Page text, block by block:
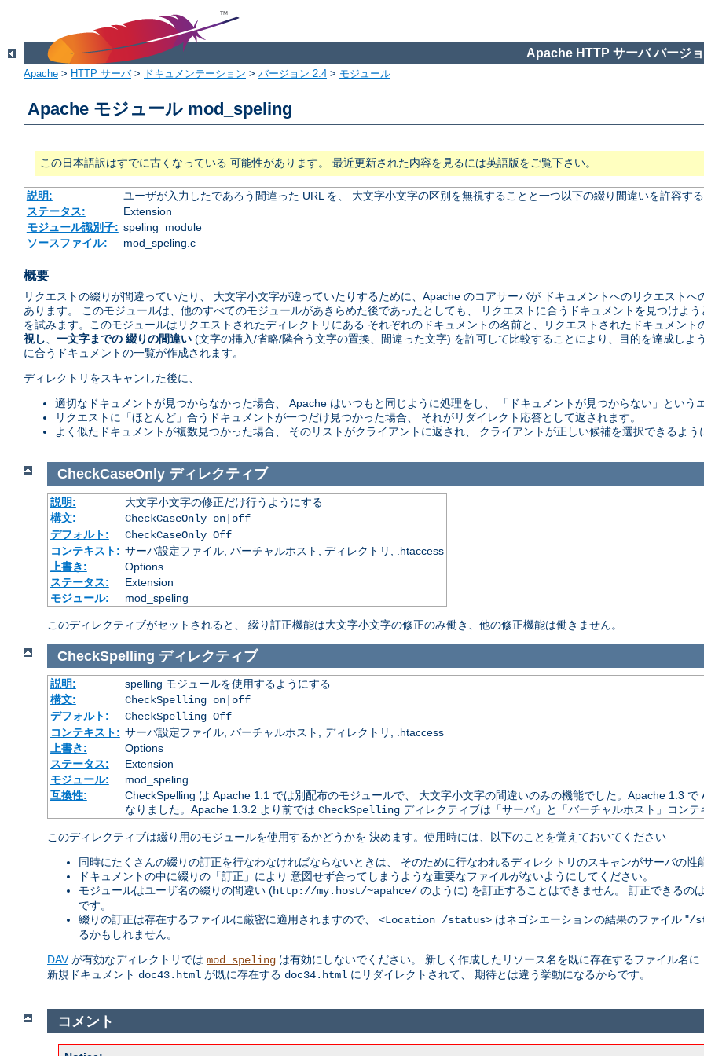
Apache HTTP サーバ バージ
Apache > HTTP サーバ> ドキュメンテーション > バージョン 2.4 > モジュール
Apache モジュール mod_speling
この日本語訳はすでに古くなっている 可能性があります。 最近更新された内容を見るには英語版をご覧下さい。
説明:
ユーザが入力したであろう間違った URL を、 大文字小文字の区別を無視することと一つ以下の綴り間違いを許容す
ステータス:
Extension
モジュール識別子: speling_module
ソースファイル:
mod_speling.c
概要
リクエストの綴りが間違っていたり、 大文字小文字が違っていたりするために、Apache のコアサーバが ドキュメントへのリクエスト
あります。 このモジュールは、他のすべてのモジュールがあきらめた後であったとしても、 リクエストに合うドキュメントを見つけよ
を試みます。このモジュールはリクエストされたディレクトリにある それぞれのドキュメントの名前と、リクエストされたドキュメント
視し、 一文字までの 綴りの間違い (文字の挿入/省略/隣合う文字の置換、間違った文字) を許可して比較することにより、目的を達成しよ
に合うドキュメントの一覧が作成されます。
ディレクトリをスキャンした後に、
適切なドキュメントが見つからなかった場合、 Apache はいつもと同じように処理をし、 「ドキュメントが見つからない」という
リクエストに「ほとんど」合うドキュメントが一つだけ見つかった場合、 それがリダイレクト応答として返されます。
よく似たドキュメントが複数見つかった場合、 そのリストがクライアントに返され、 クライアントが正しい候補を選択できるよう
CheckCaseOnly ディレクティブ
説明:
大文字小文字の修正だけ行うようにする
構文:
CheckCaseOnly on|off
デフォルト:
CheckCaseOnly Off
コンテキスト: サーバ設定ファイル, バーチャルホスト, ディレクトリ, .htaccess
上書き:
Options
ステータス:
Extension
モジュール:
mod_speling
このディレクティブがセットされると、 綴り訂正機能は大文字小文字の修正のみ働き、他の修正機能は働きません。
CheckSpelling ディレクティブ
説明:
spelling モジュールを使用するようにする
構文:
CheckSpelling on|off
デフォルト:
CheckSpelling Off
コンテキスト: サーバ設定ファイル, バーチャルホスト, ディレクトリ, .htaccess
上書き:
Options
ステータス:
Extension
モジュール:
mod_speling
互換性:
CheckSpelling は Apache 1.1 では別配布のモジュールで、 大文字小文字の間違いのみの機能でした。Apache 1.3 で
なりました。Apache 1.3.2 より前では CheckSpellingディレクティブは「サーバ」と「バーチャルホスト」コンテ
このディレクティブは綴り用のモジュールを使用するかどうかを 決めます。使用時には、以下のことを覚えておいてください
同時にたくさんの綴りの訂正を行なわなければならないときは、 そのために行なわれるディレクトリのスキャンがサーバの性
ドキュメントの中に綴りの「訂正」により 意図せず合ってしまうような重要なファイルがないようにしてください。
モジュールはユーザ名の綴りの間違い (http://my.host/~apahce/ のように) を訂正することはできません。 訂正できるの
です。
綴りの訂正は存在するファイルに厳密に適用されますので、 <Location /status> はネゴシエーションの結果のファイル "/
るかもしれません。
DAVが有効なディレクトリでは mod_speling は有効にしないでください。 新しく作成したリソース名を既に存在するファイル名に
新規ドキュメント doc43.html が既に存在する doc34.html にリダイレクトされて、 期待とは違う挙動になるからです。
コメント